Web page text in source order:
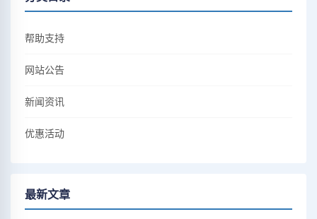
帮助支持
网站公告
新闻资讯
优惠活动
最新文章